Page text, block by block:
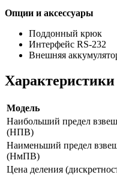
Опции и аксессуары
Поддонный крюк
Интерфейс RS-232
Внешняя
Характеристики
Модель
Наибольший предел
(НПВ)
Наименьший предел
(НмПВ)
Цена деления